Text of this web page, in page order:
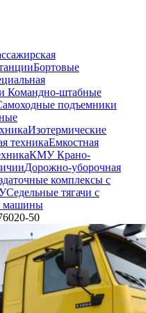
Бортовые
Командно-штабные
подъемники
Изотермические
техникаЕмкостная
КМУ Крано-
Дорожно-уборочная
комплексы с
Седельные тягачи с
машины
50